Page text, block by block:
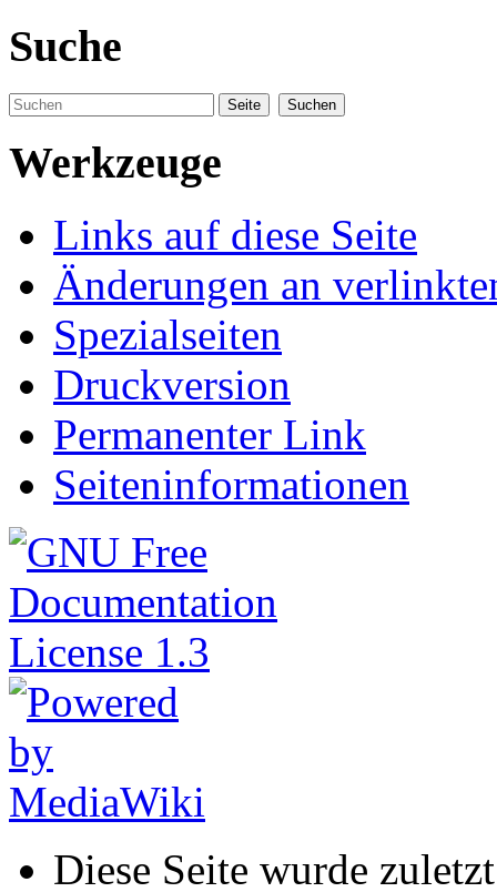
Suche
Werkzeuge
Links auf diese Seite
Änderungen an
Spezialseiten
Druckversion
Permanenter Link
Seiteninformationen
Diese Seite wurde